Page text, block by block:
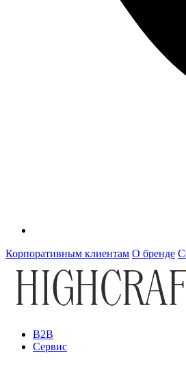
Корпоративным клиентам О бренде
B2B
Сервис